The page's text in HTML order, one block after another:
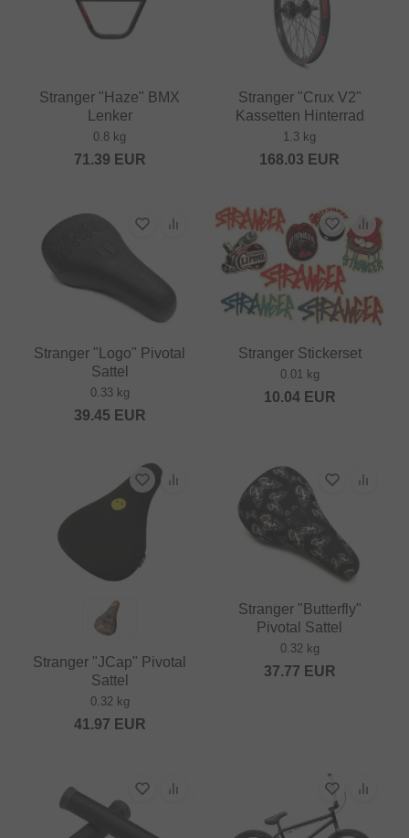
Stranger "Haze" BMX
Lenker
0.8 kg
71.39 EUR
Stranger "Crux V2"
Kassetten Hinterrad
1.3 kg
168.03 EUR
Stranger "Logo" Pivotal
Sattel
0.33 kg
39.45 EUR
Stranger Stickerset
0.01 kg
10.04EUR
Stranger "JCap" Pivotal
Sattel
0.32 kg
41.97 EUR
Stranger "Butterfly"
Pivotal Sattel
0.32 kg
37.77 EUR